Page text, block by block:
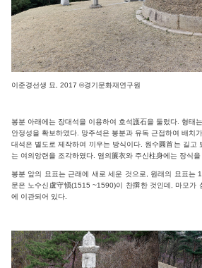
이준경선생 묘, 2017 ©경기문화재연구원
봉분 아래에는 장대석을 이용하여 호석護石을 둘렀다. 형태
안정성을 확보하였다. 망주석은 봉분과 유독 근접하여 배치
대석은 별도로 제작하여 끼우는 방식이다. 원수圓首는 길고
는 여의앙련을 조각하였다. 염의簾衣와 주신柱身에는 장식을
봉분 앞의 묘표는 근래에 새로 세운 것으로, 원래의 묘표는
문은 노수신盧守愼(1515 ~1590)이 찬撰한 것인데, 마모가
에 이관되어 있다.